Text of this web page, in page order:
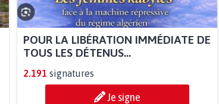
POUR LA LIBÉRATION IMMÉDIATE DE
TOUS LES DÉTENUS...
2.191 signatures
Je signe